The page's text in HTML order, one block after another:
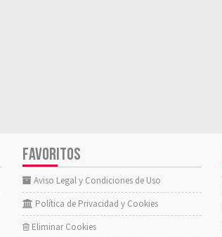
FAVORITOS
Aviso Legal y Condiciones de Uso
Política de Privacidad y Cookies
Eliminar Cookies